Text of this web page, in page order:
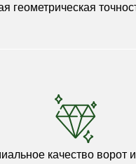
геометрическая
качество ворот